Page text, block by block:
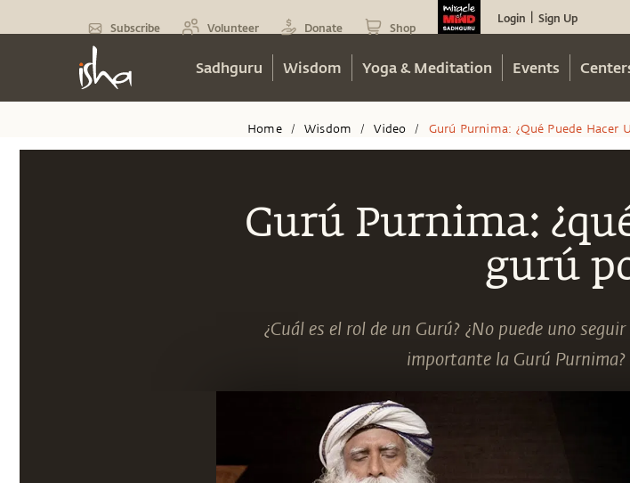
Subscribe Volunteer Donate Shop
Login Sign Up
Sadhguru Wisdom Yoga & Meditation Events
Gurú Purnima:
gurú
¿Cuál es el rol de un Gurú? ¿No puede uno
importante la Gurú Purnima?
Home / Wisdom / Video / Gurú Purnima: ¿qué Puede Hacer